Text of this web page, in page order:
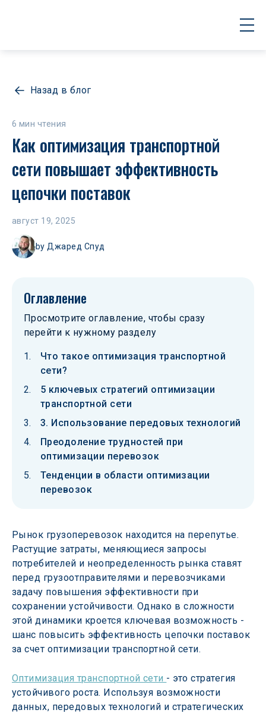
Назад в блог
6 мин чтения
Как оптимизация транспортной
сети повышает эффективность
цепочки поставок
август 19, 2025
by Джаред Спуд
Оглавление
Просмотрите оглавление, чтобы сразу
перейти к нужному разделу
Что такое оптимизация транспортной
сети?
5 ключевых стратегий оптимизации
транспортной сети
3. Использование передовых технологий
Преодоление трудностей при
оптимизации перевозок
Тенденции в области оптимизации
перевозок
Рынок грузоперевозок находится на перепутье.
Растущие затраты, меняющиеся запросы
потребителей и неопределенность рынка ставят
перед грузоотправителями и перевозчиками
задачу повышения эффективности при
сохранении устойчивости. Однако в сложности
этой динамики кроется ключевая возможность -
шанс повысить эффективность цепочки поставок
за счет оптимизации транспортной сети.
Оптимизация транспортной сети - это стратегия
устойчивого роста. Используя возможности
данных, передовых технологий и стратегических